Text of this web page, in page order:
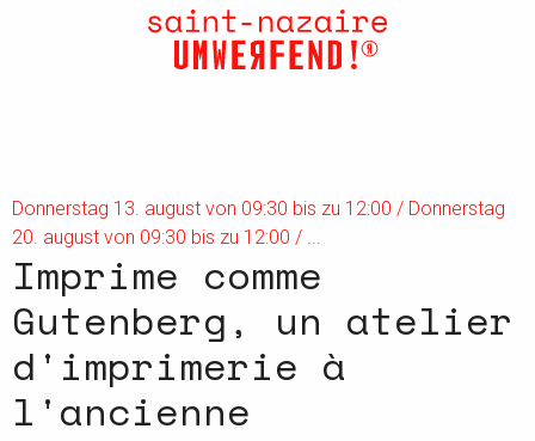
Donnerstag 13. august von 09:30 bis zu 12:00 / Donnerstag
20. august von 09:30 bis zu 12:00 / ...
Imprime comme
Gutenberg, un atelier
d'imprimerie à
l'ancienne